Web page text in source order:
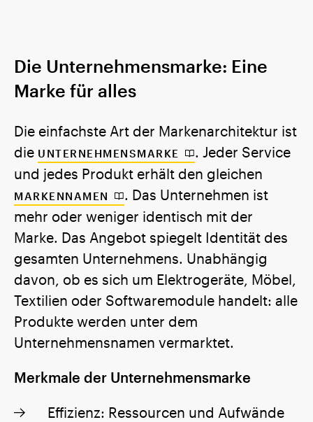
Die Unternehmensmarke: Eine
Marke für alles
Die einfachste Art der Markenarchitektur ist
die UNTERNEHMENSMARKE
. Jeder Service
und jedes Produkt erhält den gleichen
MARKENNAMEN
. Das Unternehmen ist
mehr oder weniger identisch mit der
Marke. Das Angebot spiegelt Identität des
gesamten Unternehmens. Unabhängig
davon, ob es sich um Elektrogeräte, Möbel,
Textilien oder Softwaremodule handelt: alle
Produkte werden unter dem
Unternehmensnamen vermarktet.
Merkmale der Unternehmensmarke
Effizienz: Ressourcen und Aufwände